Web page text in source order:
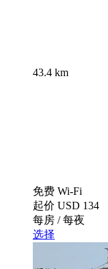
43.4 km
免费 Wi-Fi
起价 USD 134
每房 / 每夜
选择